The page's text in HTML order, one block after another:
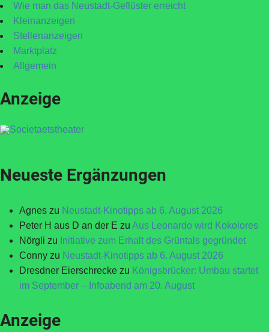
Wie man das Neustadt-Geflüster erreicht
Kleinanzeigen
Stellenanzeigen
Marktplatz
Allgemein
Anzeige
Neueste Ergänzungen
Agnes zu Neustadt-Kinotipps ab 6. August 2026
Peter H aus D an der E zu Aus Leonardo wird Kokolores
Nörgli zu Initiative zum Erhalt des Grüntals gegründet
Conny zu Neustadt-Kinotipps ab 6. August 2026
Dresdner Eierschrecke zu Königsbrücker: Umbau startet
im September – Infoabend am 20. August
Anzeige